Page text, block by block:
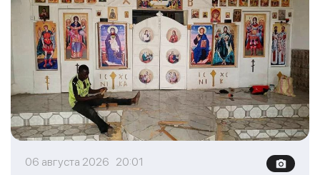
06 августа 2026 20:01